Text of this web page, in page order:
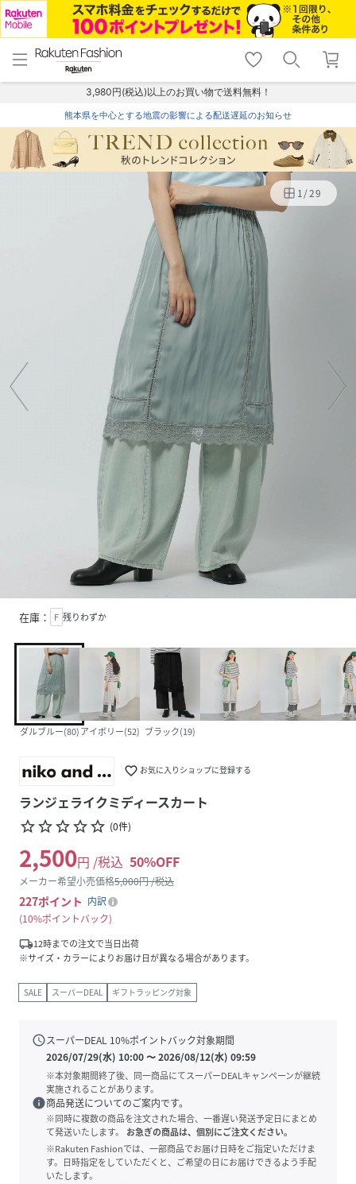
menu home
トップ
shopping_cart lock_outline
ログイン
3,980円(税込)以上のお買い物で送料無料！
熊本県を中心とする地震の影響による配送遅延のお知らせ
1/29
在庫： F 残りわずか
ダルブルー(80)アイボリー(52) ブラック(19)
favorite_border お気に入りショップに登録する
ランジェライクミディースカート
star_borderstar_borderstar_borderstar_borderstar_border (0件)
2,500円 /税込 50%OFF
メーカー希望小売価格5,000円 /税込
227ポイント 内訳
10%ポイントバック
local_shipping12時までの注文で当日出荷
※サイズ・カラーによりお届け日が異なる場合があります。
SALE スーパーDEAL ギフトラッピング対象
scheduleスーパーDEAL 10%ポイントバック対象期間
2026/07/29(水) 10:00〜2026/08/12(水) 09:59
※本対象期間終了後、同一商品にてスーパーDEALキャンペーンが継続
実施されることがあります。
info商品発送についてのご案内です。
※同時に複数の商品を注文された場合、一番遅い発送予定日にまとめ
て発送いたします。
お急ぎの商品は、個別にご注文ください。
※Rakuten Fashionでは、一部商品でお届け日時をご指定いただけま
す。日時指定をしていただくと、ご希望の日にお届けできるよう手配
いたします。